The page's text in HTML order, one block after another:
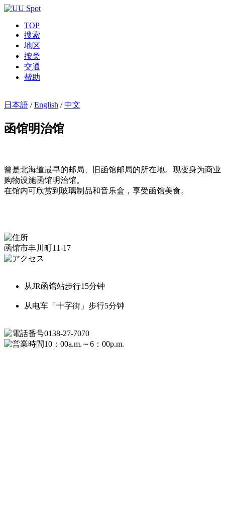
TOP
搜索
地区
按类
交通
帮助
日本語 /English /中文
函馆明治馆
曾是北海道最早的邮局、旧函馆邮局的所在地。现变身为商业
购物设施函馆明治馆。
在馆内可欣赏到玻璃制品和音乐盒，享受函馆美食。
函馆市丰川町11-17
从JR函馆站步行15分钟
从电车「十字街」步行5分钟
0138-27-7070
10：00a.m.～6：00p.m.